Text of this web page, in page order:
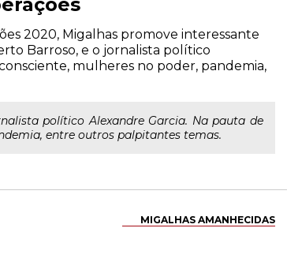
2020, Migalhas promove interessante
Barroso, e o jornalista político
mulheres no poder, pandemia,
político Alexandre Garcia. Na pauta de
entre outros palpitantes temas.
MIGALHAS AMANHECIDAS